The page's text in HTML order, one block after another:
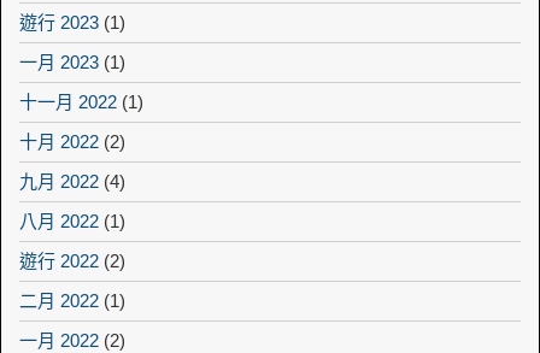
遊行 2023 (1)
一月 2023 (1)
十一月 2022 (1)
十月 2022 (2)
九月 2022 (4)
八月 2022 (1)
遊行 2022 (2)
二月 2022 (1)
一月 2022 (2)